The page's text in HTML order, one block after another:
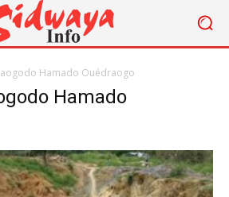
Hamado Ouédraogo
Hamado